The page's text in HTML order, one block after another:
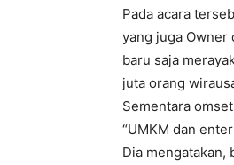
Pada acara
yang juga Owner
baru saja
juta orang
Sementara
“UMKM dan
Dia mengatakan,